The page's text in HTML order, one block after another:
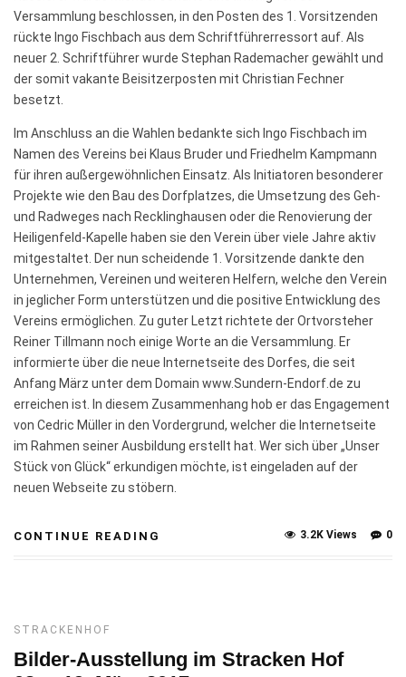
Versammlung beschlossen, in den Posten des 1. Vorsitzenden
rückte Ingo Fischbach aus dem Schriftführerressort auf. Als
neuer 2. Schriftführer wurde Stephan Rademacher gewählt und
der somit vakante Beisitzerposten mit Christian Fechner
besetzt.
Im Anschluss an die Wahlen bedankte sich Ingo Fischbach im
Namen des Vereins bei Klaus Bruder und Friedhelm Kampmann
für ihren außergewöhnlichen Einsatz. Als Initiatoren besonderer
Projekte wie den Bau des Dorfplatzes, die Umsetzung des Geh-
und Radweges nach Recklinghausen oder die Renovierung der
Heiligenfeld-Kapelle haben sie den Verein über viele Jahre aktiv
mitgestaltet. Der nun scheidende 1. Vorsitzende dankte den
Unternehmen, Vereinen und weiteren Helfern, welche den Verein
in jeglicher Form unterstützen und die positive Entwicklung des
Vereins ermöglichen. Zu guter Letzt richtete der Ortvorsteher
Reiner Tillmann noch einige Worte an die Versammlung. Er
informierte über die neue Internetseite des Dorfes, die seit
Anfang März unter dem Domain www.Sundern-Endorf.de zu
erreichen ist. In diesem Zusammenhang hob er das Engagement
von Cedric Müller in den Vordergrund, welcher die Internetseite
im Rahmen seiner Ausbildung erstellt hat. Wer sich über „Unser
Stück von Glück“ erkundigen möchte, ist eingeladen auf der
neuen Webseite zu stöbern.
CONTINUE READING 0
3.2K Views
STRACKENHOF
Bilder-Ausstellung im Stracken Hof